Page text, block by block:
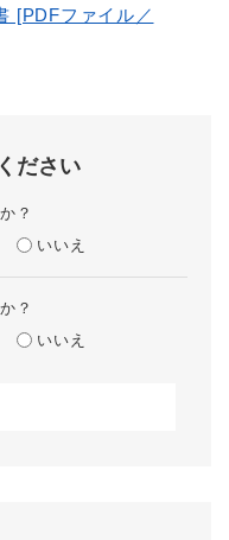
[PDFファイル／
ださい
？
いいえ
？
いいえ